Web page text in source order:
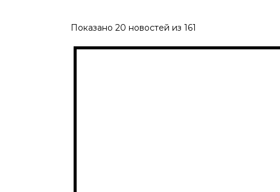
Показано 20 новостей из 161